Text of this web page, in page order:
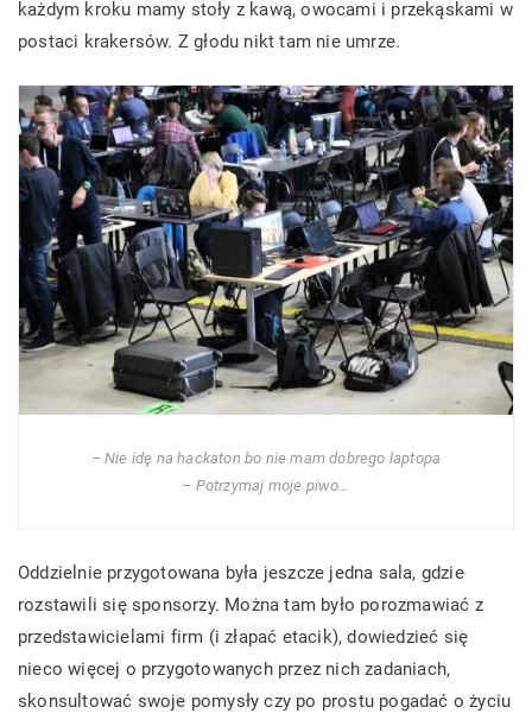
każdym kroku mamy stoły z kawą, owocami i przekąskami w
postaci krakersów. Z głodu nikt tam nie umrze.
– Nie idę na hackaton bo nie mam dobrego laptopa
– Potrzymaj moje piwo…
Oddzielnie przygotowana była jeszcze jedna sala, gdzie
rozstawili się sponsorzy. Można tam było porozmawiać z
przedstawicielami firm (i złapać etacik), dowiedzieć się
nieco więcej o przygotowanych przez nich zadaniach,
skonsultować swoje pomysły czy po prostu pogadać o życiu